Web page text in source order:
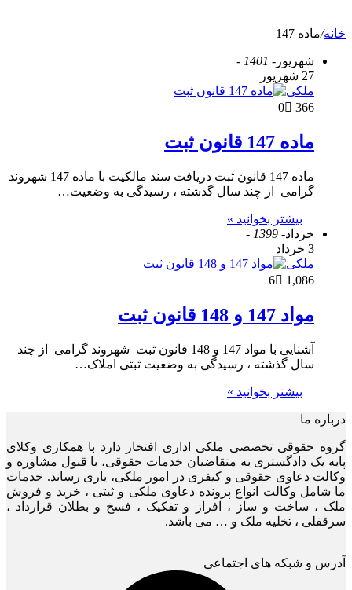
خانه/ماده 147
شهریور - 1401 -
27 شهریور
ملکی
0
366
ماده 147 قانون ثبت
ماده 147 قانون ثبت دریافت سند مالکیت با ماده 147 شهروند
گرامی از چند سال گذشته ، رسیدگی به وضعیت…
بیشتر بخوانید »
خرداد- 1399 -
3 خرداد
ملکی
6
1,086
مواد 147 و 148 قانون ثبت
آشنایی با مواد 147 و 148 قانون ثبت شهروند گرامی از چند
سال گذشته ، رسیدگی به وضعیت ثبتی املاک…
بیشتر بخوانید »
درباره ما
گروه حقوقی تخصصی ملکی اداری افتخار دارد با همکاری وکلای
پایه یک دادگستری به متقاضیان خدمات حقوقی، با قبول مشاوره و
وکالت دعاوی حقوقی و کیفری در امور ملکی، یاری رساند. خدمات
ما شامل وکالت انواع پرونده دعاوی ملکی و ثبتی ، خرید و فروش
ملک ، ساخت و ساز ، افراز و تفکیک ، فسخ و بطلان قرارداد ،
سرقفلی ، تخلیه ملک و … می باشد.
آدرس و شبکه های اجتماعی